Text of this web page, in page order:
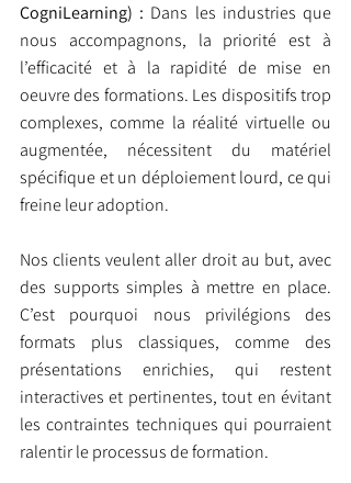
CogniLearning) : Dans les industries que
nous accompagnons, la priorité est à
l’efficacité et à la rapidité de mise en
oeuvre des formations. Les dispositifs trop
complexes, comme la réalité virtuelle ou
augmentée, nécessitent du matériel
spécifique et un déploiement lourd, ce qui
freine leur adoption.
Nos clients veulent aller droit au but, avec
des supports simples à mettre en place.
C’est pourquoi nous privilégions des
formats plus classiques, comme des
présentations enrichies, qui restent
interactives et pertinentes, tout en évitant
les contraintes techniques qui pourraient
ralentir le processus de formation.